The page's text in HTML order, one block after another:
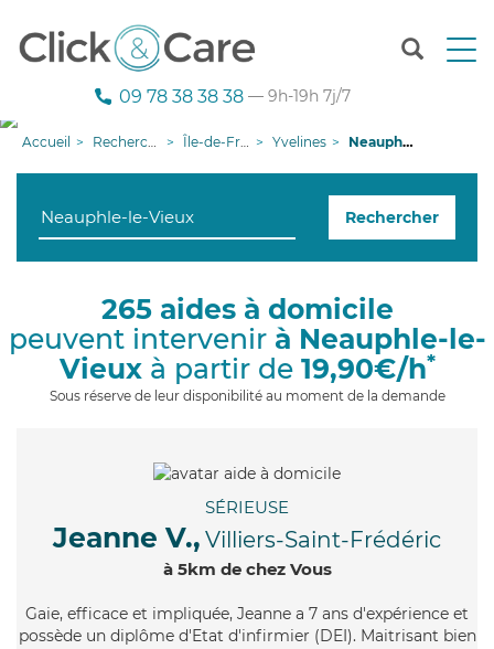
T
n
g
i
09 78 38 38 38 — 9h-19h 7j/7
Accueil Recherche aide à domicile Île-de-France Yvelines Neauphle-le-Vieux
Rechercher
265 aides à domicile
peuvent intervenir à Neauphle-le-
Vieuxà partir de 19,90€/h*
Sous réserve de leur disponibilité au moment de la demande
SÉRIEUSE
Jeanne V., Villiers-Saint-Frédéric
à 5km de chez Vous
Gaie, efficace et impliquée, Jeanne a 7 ans d'expérience et
possède un diplôme d'Etat d'infirmier (DEI). Maitrisant bien